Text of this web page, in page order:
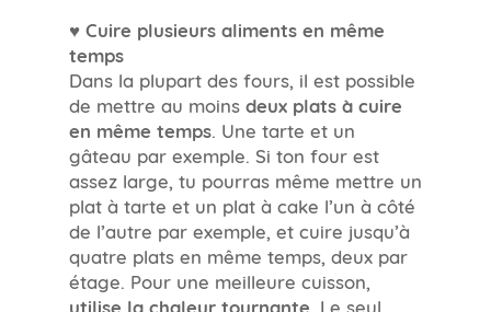
♥ Cuire plusieurs aliments en même
temps
Dans la plupart des fours, il est possible
de mettre au moinsdeux plats à cuire
en même temps. Une tarte et un
gâteau par exemple. Si ton four est
assez large, tu pourras même mettre un
plat à tarte et un plat à cake l’un à côté
de l’autre par exemple, et cuire jusqu’à
quatre plats en même temps, deux par
étage. Pour une meilleure cuisson,
utilise la chaleur tournante. Le seul